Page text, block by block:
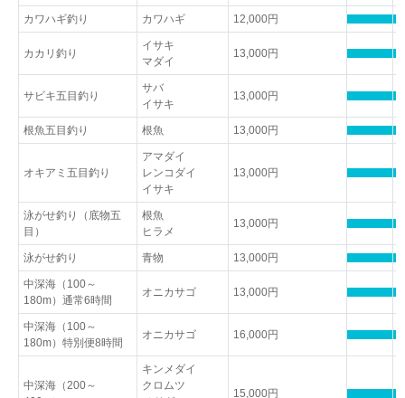
カワハギ釣り カワハギ 12,000円
カカリ釣り
イサキ
マダイ
13,000円
サビキ五目釣り
サバ
イサキ
13,000円
根魚五目釣り 根魚 13,000円
オキアミ五目釣り
アマダイ
レンコダイ
イサキ
13,000円
泳がせ釣り（底物五
目）
根魚
ヒラメ
13,000円
泳がせ釣り 青物 13,000円
中深海（100～
180m）通常6時間
オニカサゴ 13,000円
中深海（100～
180m）特別便8時間
オニカサゴ 16,000円
中深海（200～
キンメダイ
クロムツ
15,000円